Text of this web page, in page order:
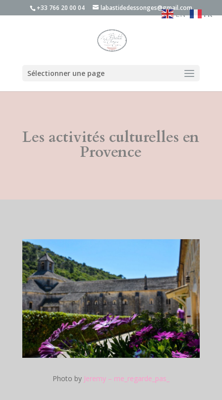
+33 766 20 00 04 labastidedessonges@gmail.com
Sélectionner une page
Les activités culturelles en
Provence
Photo by Jeremy – me_regarde_pas_
EN FR